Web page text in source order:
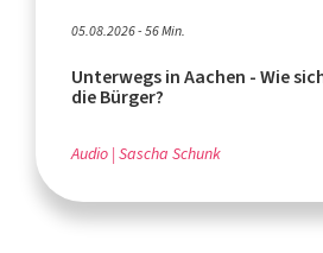
05.08.2026 - 56 Min.
Unterwegs in Aachen - Wie
die Bürger?
Audio Sascha Schunk